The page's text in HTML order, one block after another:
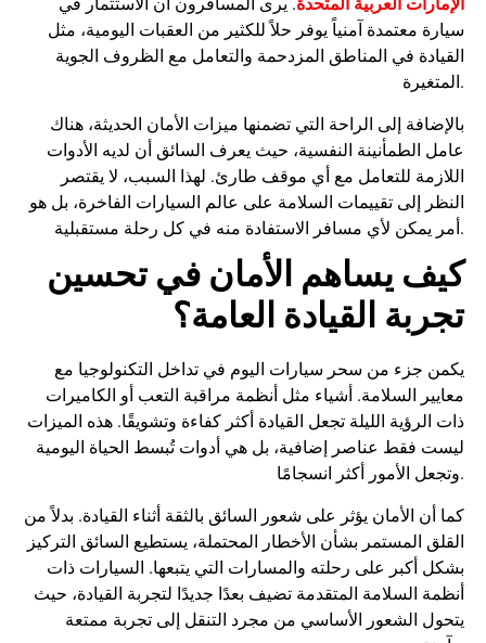
سيارة معتمدة آمنياً يوفر حلاً للكثير من العقبات اليومية، مثل
القيادة في المناطق المزدحمة والتعامل مع الظروف الجوية
المتغيرة.
بالإضافة إلى الراحة التي تضمنها ميزات الأمان الحديثة، هناك
عامل الطمأنينة النفسية، حيث يعرف السائق أن لديه الأدوات
اللازمة للتعامل مع أي موقف طارئ. لهذا السبب، لا يقتصر
النظر إلى تقييمات السلامة على عالم السيارات الفاخرة، بل هو
أمر يمكن لأي مسافر الاستفادة منه في كل رحلة مستقبلية.
كيف يساهم الأمان في تحسين
تجربة القيادة العامة؟
يكمن جزء من سحر سيارات اليوم في تداخل التكنولوجيا مع
معايير السلامة. أشياء مثل أنظمة مراقبة التعب أو الكاميرات
ذات الرؤية الليلة تجعل القيادة أكثر كفاءة وتشويقًا. هذه الميزات
ليست فقط عناصر إضافية، بل هي أدوات تُبسط الحياة اليومية
وتجعل الأمور أكثر انسجامًا.
كما أن الأمان يؤثر على شعور السائق بالثقة أثناء القيادة. بدلاً من
القلق المستمر بشأن الأخطار المحتملة، يستطيع السائق التركيز
بشكل أكبر على رحلته والمسارات التي يتبعها. السيارات ذات
أنظمة السلامة المتقدمة تضيف بعدًا جديدًا لتجربة القيادة، حيث
يتحول الشعور الأساسي من مجرد التنقل إلى تجربة ممتعة